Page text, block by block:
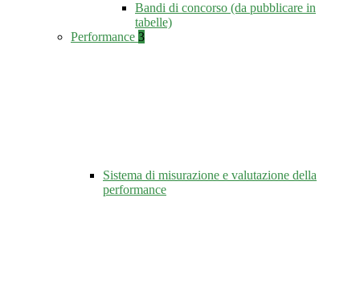
Bandi di concorso (da pubblicare in
tabelle)
Performance 3
Sistema di misurazione e valutazione della
performance